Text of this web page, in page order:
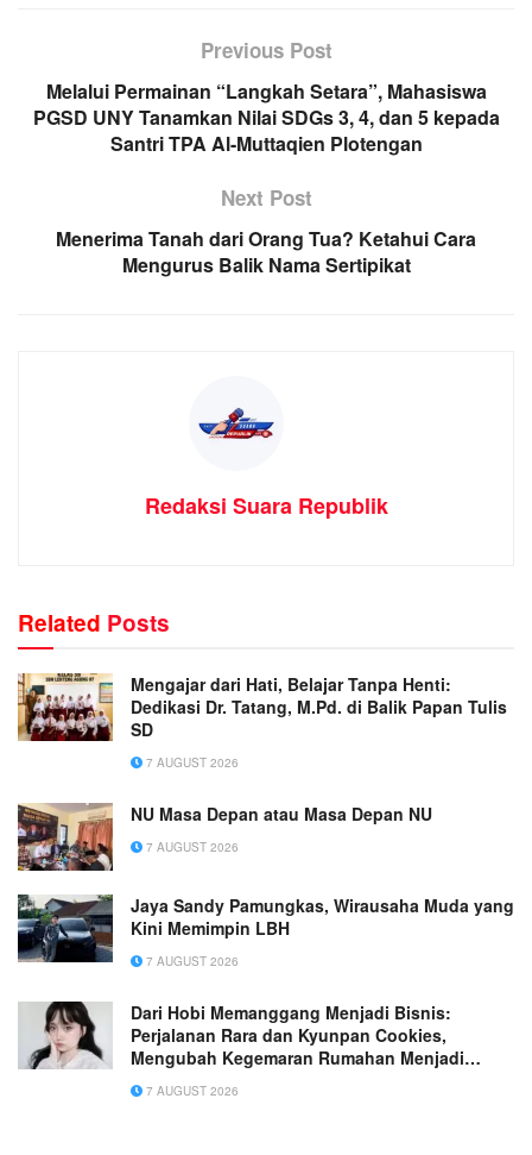
Previous Post
Melalui Permainan “Langkah Setara”, Mahasiswa
PGSD UNY Tanamkan Nilai SDGs 3, 4, dan 5 kepada
Santri TPA Al-Muttaqien Plotengan
Next Post
Menerima Tanah dari Orang Tua? Ketahui Cara
Mengurus Balik Nama Sertipikat
Redaksi Suara Republik
Related Posts
Mengajar dari Hati, Belajar Tanpa Henti:
Dedikasi Dr. Tatang, M.Pd. di Balik Papan Tulis
SD
7 AUGUST 2026
NU Masa Depan atau Masa Depan NU
7 AUGUST 2026
Jaya Sandy Pamungkas, Wirausaha Muda yang
Kini Memimpin LBH
7 AUGUST 2026
Dari Hobi Memanggang Menjadi Bisnis:
Perjalanan Rara dan Kyunpan Cookies,
Mengubah Kegemaran Rumahan Menjadi
Usaha Penuh Inspirasi
7 AUGUST 2026